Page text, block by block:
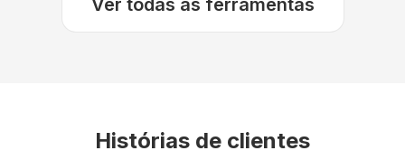
Ver todas as ferramentas
Histórias de clientes